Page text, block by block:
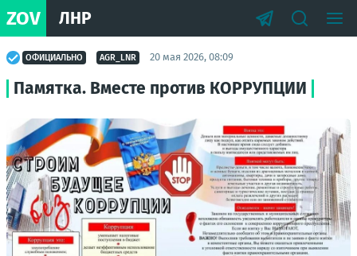
ZOV ЛНР
ОФИЦИАЛЬНО AGR_LNR 20 мая 2026, 08:09
Памятка. Вместе против КОРРУПЦИИ